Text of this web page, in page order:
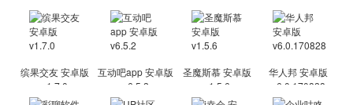
【业余媒婆，佣金相亲】除了能自己找对象，还可以当名业余的
媒婆，帮别人找对象，帮人相亲成功后还可能得到彩头。
软件特色
聊天完全免费，实名制见面约会
捡对象APP，一款真正聊天永久免费的婚恋交友软件。
缤果交友 安卓版
v1.7.0
互动吧app 安卓版
v6.5.2
圣魔斯慕 安卓版
v1.5.6
华人邦 安卓版
v6.0.170828